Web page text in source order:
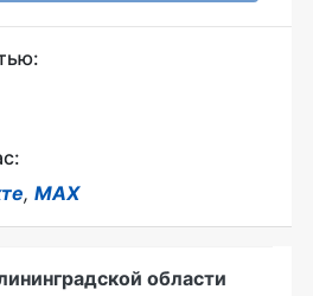
, MAX
области